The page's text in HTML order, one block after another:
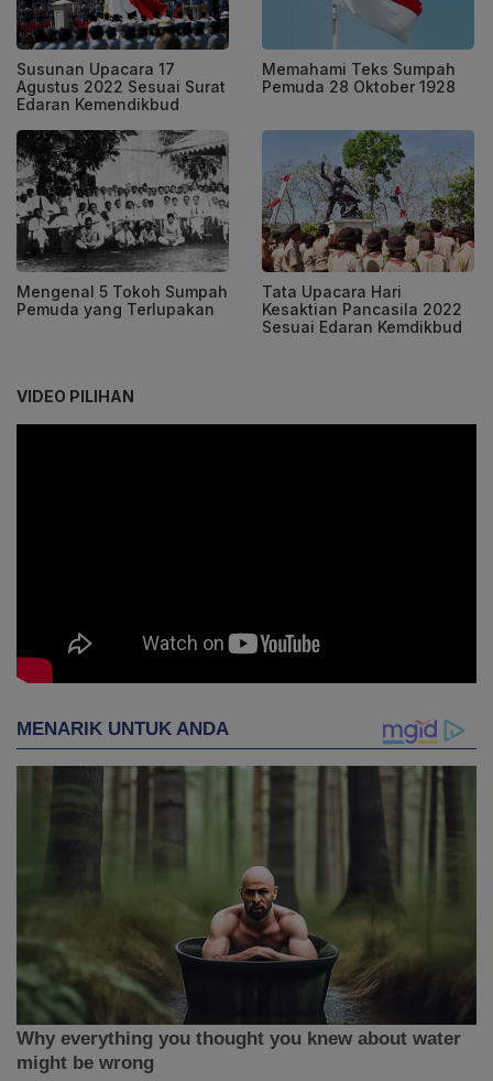
Susunan Upacara 17
Agustus 2022 Sesuai Surat
Edaran Kemendikbud
Memahami Teks Sumpah
Pemuda 28 Oktober 1928
Mengenal 5 Tokoh Sumpah
Pemuda yang Terlupakan
Tata Upacara Hari
Kesaktian Pancasila 2022
Sesuai Edaran Kemdikbud
VIDEO PILIHAN